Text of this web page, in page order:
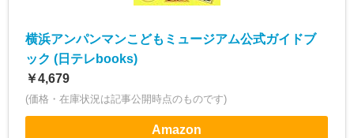
横浜アンパンマンこどもミュージアム公式ガイドブ
ック (日テレbooks)
￥4,679
(価格・在庫状況は記事公開時点のものです)
Amazon